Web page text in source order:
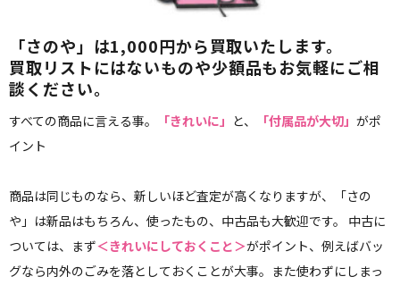
「さのや」は1,000円から買取いたします。
買取リストにはないものや少額品もお気軽にご相
談ください。
すべての商品に言える事。 「きれいに」 と、 「付属品が大切」 がポ
イント
商品は同じものなら、新しいほど査定が高くなりますが、「さの
や」は新品はもちろん、使ったもの、中古品も大歓迎です。 中古に
ついては、まず＜きれいにしておくこと＞がポイント、例えばバッ
グなら内外のごみを落としておくことが大事。また使わずにしまっ